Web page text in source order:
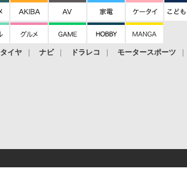
タイヤ ナビ ドラレコ モータースポーツ